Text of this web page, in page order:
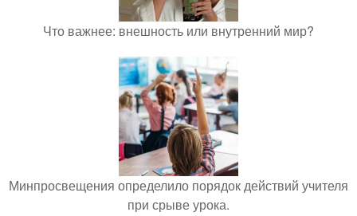
Что важнее: внешность или внутренний мир?
Минпросвещения определило порядок действий учителя
при срыве урока.